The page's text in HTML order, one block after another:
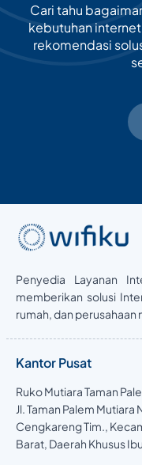
Cari tahu
kebutuhan
rekomendasi
Penyedia Layanan
memberikan solusi
rumah, dan perusahaan
Kantor Pusat
Ruko Mutiara Taman
Jl. Taman Palem Mutiara
Cengkareng Tim.,
Barat, Daerah Khusus